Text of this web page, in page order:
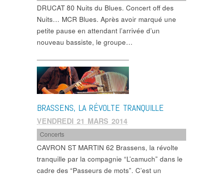
DRUCAT 80 Nuits du Blues. Concert off des
Nuits… MCR Blues. Après avoir marqué une
petite pause en attendant l’arrivée d’un
nouveau bassiste, le groupe…
BRASSENS, LA RÉVOLTE TRANQUILLE
VENDREDI 21 MARS 2014
Concerts
CAVRON ST MARTIN 62 Brassens, la révolte
tranquille par la compagnie “L’camuch” dans le
cadre des “Passeurs de mots”. C’est un